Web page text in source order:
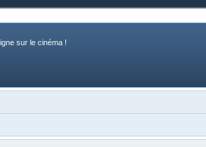
sur le cinéma !